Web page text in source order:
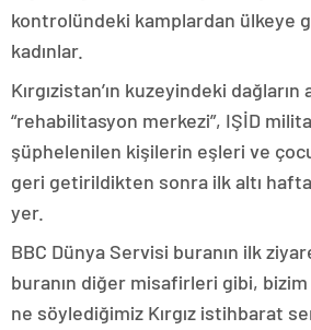
kontrolündeki kamplardan ülkeye
kadınlar.
Kırgızistan’ın kuzeyindeki dağların
“rehabilitasyon merkezi”, IŞİD
şüphelenilen kişilerin eşleri ve
geri getirildikten sonra ilk altı
yer.
BBC Dünya Servisi buranın ilk
buranın diğer misafirleri gibi, bizim
ne söylediğimiz Kırgız istihbarat